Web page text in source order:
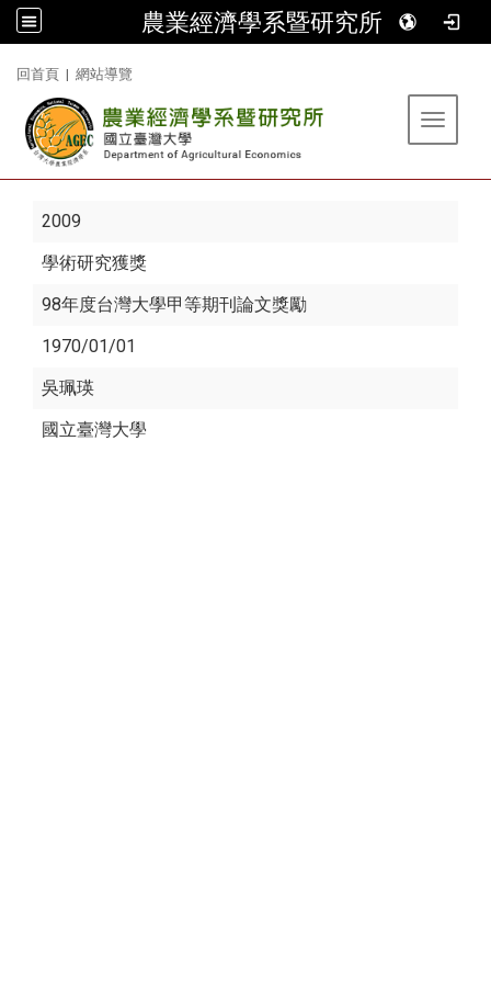
農業經濟學系暨研究所
回首頁 | 網站導覽
Toggle
2009
學術研究獲獎
98年度台灣大學甲等期刊論文獎勵
1970/01/01
吳珮瑛
國立臺灣大學